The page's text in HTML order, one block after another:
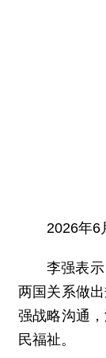
2026年6
李强表
两国关系做
强战略沟通
民福祉。